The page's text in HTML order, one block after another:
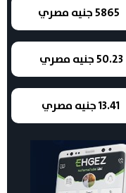
5865 جنيه مصري
50.23 جنيه مصري
13.41 جنيه مصري